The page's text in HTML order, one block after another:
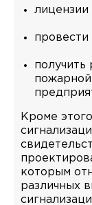
провести
пожарной
Кроме
которым
различных